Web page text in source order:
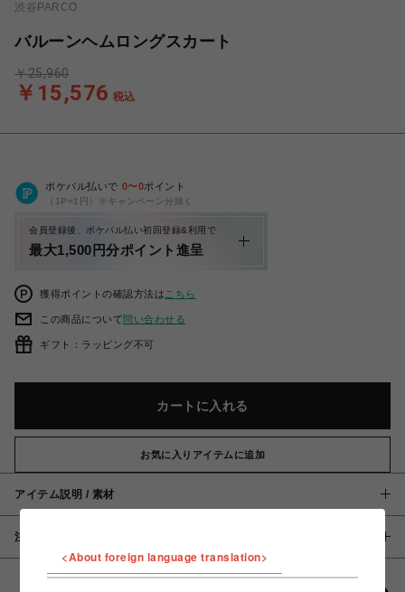
渋谷PARCO
バルーンヘムロングスカート
￥15,576 税込
￥25,960
ポケパル払いで 0〜0ポイント
（1P=1円）※キャンペーン分除く
会員登録後、ポケパル払い初回登録&利用で
最大1,500円分ポイント進呈
獲得ポイントの確認方法は こちら
この商品について問い合わせる
ギフト：ラッピング不可
カートに入れる
お気に入りアイテムに追加
アイテム説明 / 素材
注意事項
<About foreign language translation>